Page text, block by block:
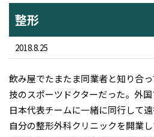
整形
2018.8.25
飲み屋でたまたま同業者と知り合
技のスポーツドクターだった。外
日本代表チームに一緒に同行して遠
自分の整形外科クリニックを開業